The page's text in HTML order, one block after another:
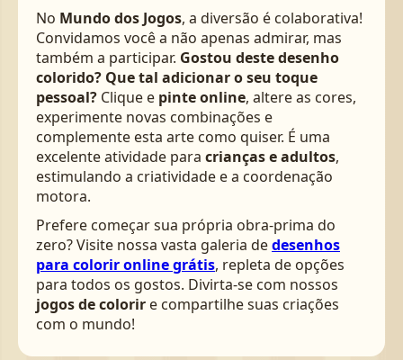
No Mundo dos Jogos, a diversão é colaborativa!
Convidamos você a não apenas admirar, mas
também a participar. Gostou deste desenho
colorido? Que tal adicionar o seu toque
pessoal? Clique e pinte online, altere as cores,
experimente novas combinações e
complemente esta arte como quiser. É uma
excelente atividade para crianças e adultos,
estimulando a criatividade e a coordenação
motora.
Prefere começar sua própria obra-prima do
zero? Visite nossa vasta galeria dedesenhos
para colorir online grátis, repleta de opções
para todos os gostos. Divirta-se com nossos
jogos de colorir e compartilhe suas criações
com o mundo!